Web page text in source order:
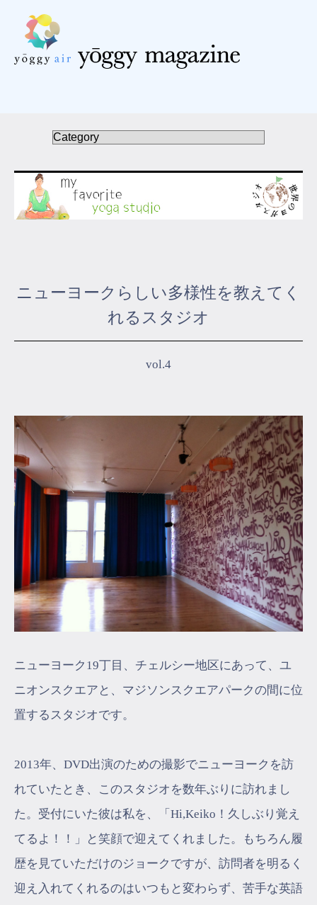
インストラクター一覧
FAQ / お問い合わせ
yoggy mommy
会員規約について
クラス参加にあたっての同意書
特定商取引にかかわる表示
プライバシーポリシー
ニューヨークらしい多様性を教えてく
れるスタジオ
vol.4
ニューヨーク19丁目、チェルシー地区にあって、ユ
ニオンスクエアと、マジソンスクエアパークの間に位
置するスタジオです。
2013年、DVD出演のための撮影でニューヨークを訪
れていたとき、このスタジオを数年ぶりに訪れまし
た。受付にいた彼は私を、「Hi,Keiko！久しぶり覚え
てるよ！！」と笑顔で迎えてくれました。もちろん履
歴を見ていただけのジョークですが、訪問者を明るく
迎え入れてくれるのはいつもと変わらず、苦手な英語